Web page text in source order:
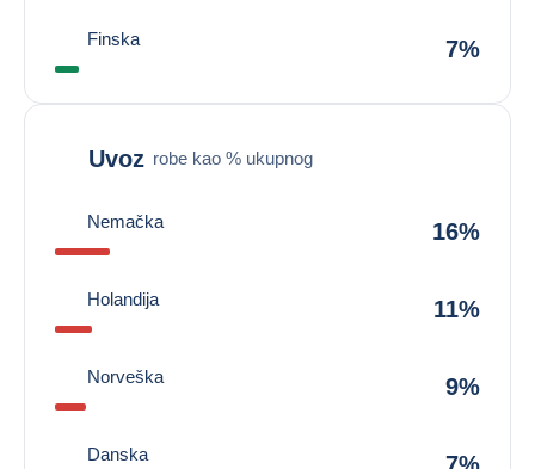
Finska 7%
Uvoz robe kao % ukupnog
Nemačka 16%
Holandija 11%
Norveška 9%
Danska